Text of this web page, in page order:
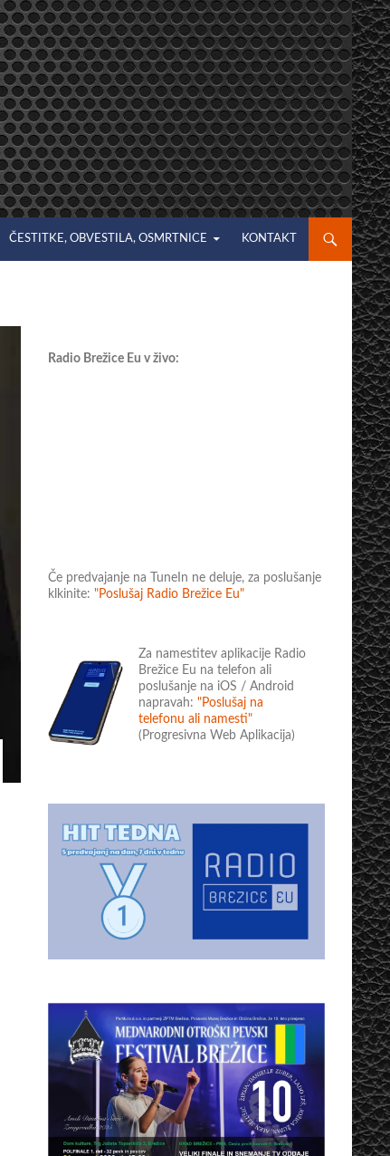
ČESTITKE, OBVESTILA, OSMRTNICE KONTAKT
Radio Brežice Eu v živo:
Če predvajanje na TuneIn ne deluje, za poslušanje
klkinite: "Poslušaj Radio Brežice Eu"
Za namestitev aplikacije Radio
Brežice Eu na telefon ali
poslušanje na iOS / Android
napravah: "Poslušaj na
telefonu ali namesti"
(Progresivna Web Aplikacija)